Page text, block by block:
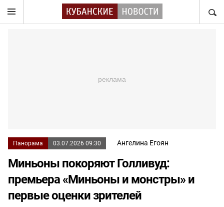
Панорама 03.07.2026 09:30 Ангелина Егоян
Миньоны покоряют Голливуд:
премьера «Миньоны и монстры» и
первые оценки зрителей